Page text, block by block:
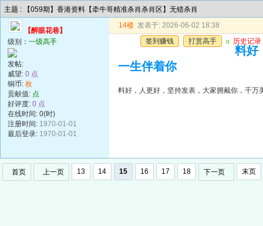
主题 : 【059期】香港资料【牵牛哥精准杀肖杀肖区】无错杀肖
【醉眼花巷】
级别： 一级高手
发帖:
威望: 0 点
铜币: 枚
贡献值: 点
好评度: 0 点
在线时间: 0(时)
注册时间: 1970-01-01
最后登录: 1970-01-01
14楼 发表于: 2026-06-02 18:38
签到赚钱
打赏高手 u 历史记录
料好
一生伴着你
料好，人更好，坚持发表，大家拥戴你，千万
首页 上一页 13 14 15 16 17 18 下一页 末页